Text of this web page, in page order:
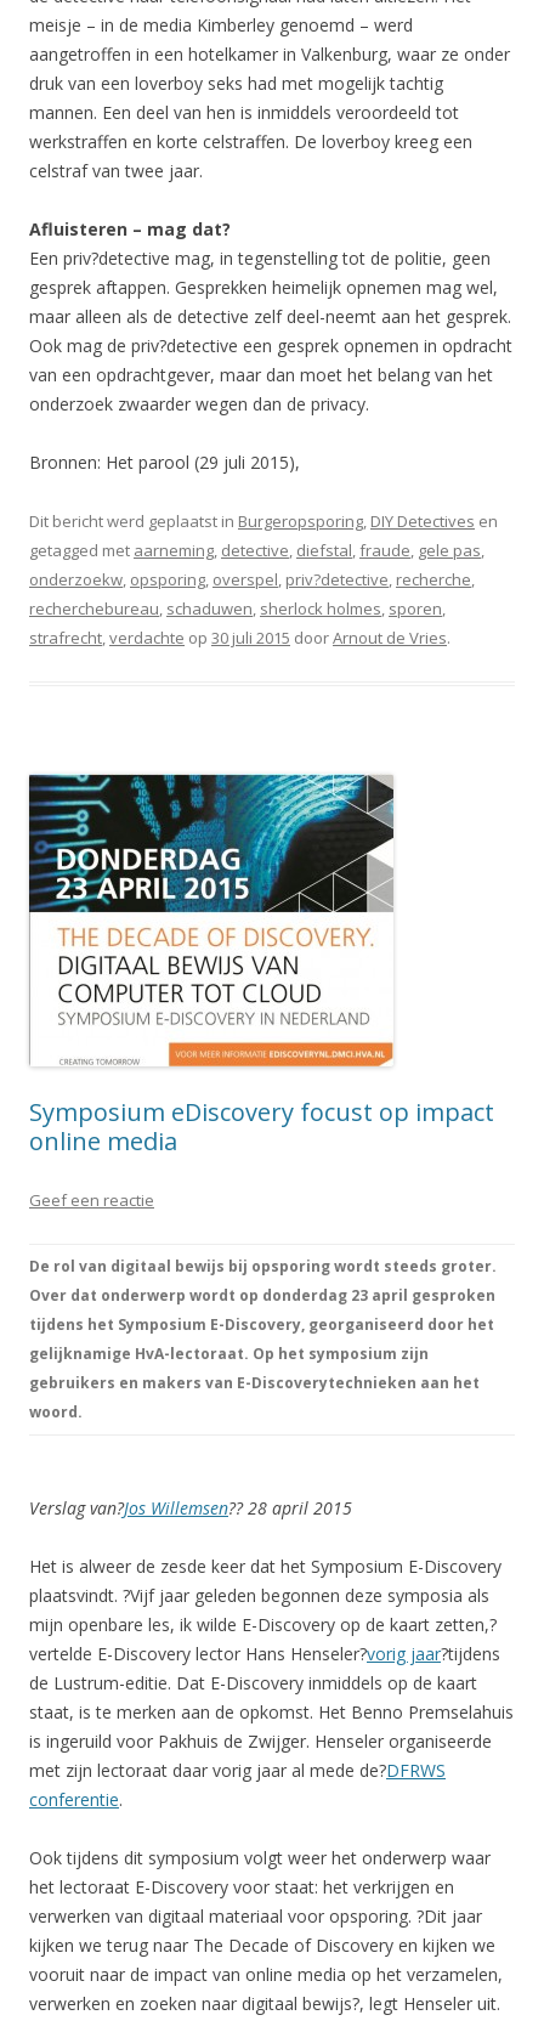
meisje – in de media Kimberley genoemd – werd
aangetroffen in een hotelkamer in Valkenburg, waar ze onder
druk van een loverboy seks had met mogelijk tachtig
mannen. Een deel van hen is inmiddels veroordeeld tot
werkstraffen en korte celstraffen. De loverboy kreeg een
celstraf van twee jaar.
Afluisteren – mag dat?
Een priv?detective mag, in tegenstelling tot de politie, geen
gesprek aftappen. Gesprekken heimelijk opnemen mag wel,
maar alleen als de detective zelf deel-neemt aan het gesprek.
Ook mag de priv?detective een gesprek opnemen in opdracht
van een opdrachtgever, maar dan moet het belang van het
onderzoek zwaarder wegen dan de privacy.
Bronnen: Het parool (29 juli 2015),
Dit bericht werd geplaatst in Burgeropsporing, DIY Detectives en
getagged met aarneming, detective, diefstal,fraude, gele pas,
onderzoekw, opsporing, overspel, priv?detective, recherche,
recherchebureau, schaduwen, sherlock holmes, sporen,
strafrecht,verdachte op 30 juli 2015 doorArnout de Vries.
Symposium eDiscovery focust op impact
online media
Geef een reactie
De rol van digitaal bewijs bij opsporing wordt steeds groter.
Over dat onderwerp wordt op donderdag 23 april gesproken
tijdens het Symposium E-Discovery, georganiseerd door het
gelijknamige HvA-lectoraat. Op het symposium zijn
gebruikers en makers van E-Discoverytechnieken aan het
woord.
Verslag van?Jos Willemsen?? 28 april 2015
Het is alweer de zesde keer dat het Symposium E-Discovery
plaatsvindt. ?Vijf jaar geleden begonnen deze symposia als
mijn openbare les, ik wilde E-Discovery op de kaart zetten,?
vertelde E-Discovery lector Hans Henseler?vorig jaar?tijdens
de Lustrum-editie. Dat E-Discovery inmiddels op de kaart
staat, is te merken aan de opkomst. Het Benno Premselahuis
is ingeruild voor Pakhuis de Zwijger. Henseler organiseerde
met zijn lectoraat daar vorig jaar al mede de?DFRWS
conferentie.
Ook tijdens dit symposium volgt weer het onderwerp waar
het lectoraat E-Discovery voor staat: het verkrijgen en
verwerken van digitaal materiaal voor opsporing. ?Dit jaar
kijken we terug naar The Decade of Discovery en kijken we
vooruit naar de impact van online media op het verzamelen,
verwerken en zoeken naar digitaal bewijs?, legt Henseler uit.